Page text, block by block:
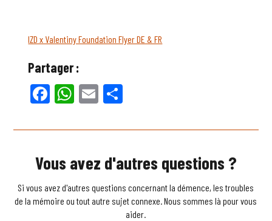
IZD x Valentiny Foundation Flyer DE & FR
Partager :
Facebook
WhatsApp
Email
Vous avez d'autres questions ?
Si vous avez d'autres questions concernant la démence, les troubles
de la mémoire ou tout autre sujet connexe. Nous sommes là pour vous
aider.